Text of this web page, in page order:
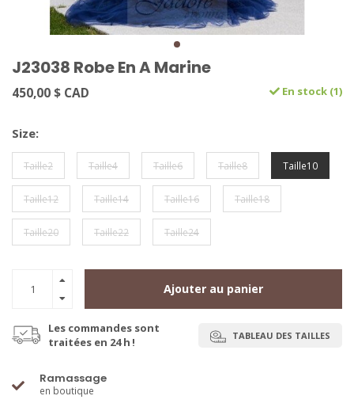
J23038 Robe En A Marine
450,00 $ CAD En stock (1)
Size:
Taille2 Taille4 Taille6 Taille8 Taille10
Taille12 Taille14 Taille16 Taille18
Taille20 Taille22 Taille24
Ajouter au panier
Les commandes sont
traitées en 24 h !
TABLEAU DES TAILLES
Ramassage
en boutique